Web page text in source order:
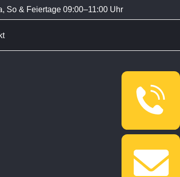
So & Feiertage 09:00–11:00 Uhr